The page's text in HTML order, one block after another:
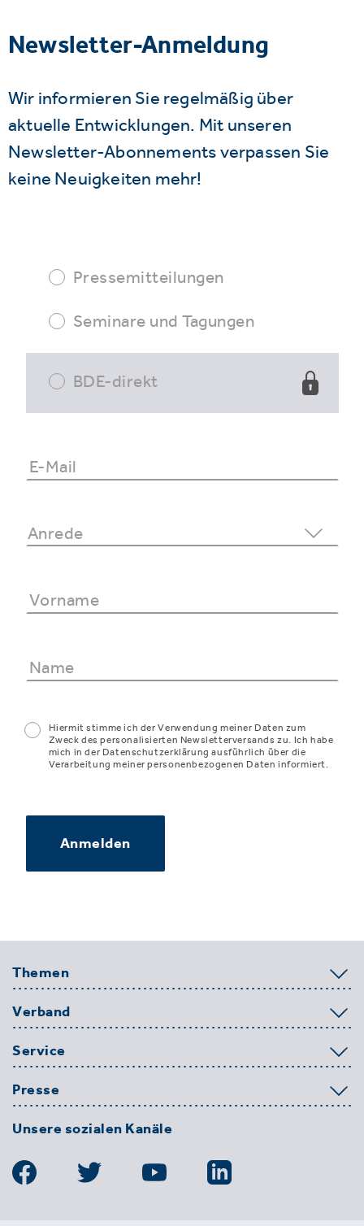
Newsletter-Anmeldung
Wir informieren Sie regelmäßig über
aktuelle Entwicklungen. Mit unseren
Newsletter-Abonnements verpassen Sie
keine Neuigkeiten mehr!
Pressemitteilungen
Seminare und Tagungen
BDE-direkt
Hiermit stimme ich der Verwendung meiner Daten zum
Zweck des personalisierten Newsletterversands zu. Ich habe
mich in der Datenschutzerklärung ausführlich über die
Verarbeitung meiner personenbezogenen Daten informiert.
Anmelden
Themen
Verband
Service
Presse
Unsere sozialen Kanäle